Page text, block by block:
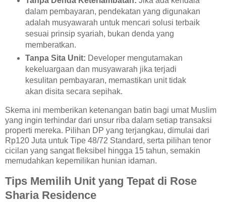
dalam pembayaran, pendekatan yang digunakan
adalah musyawarah untuk mencari solusi terbaik
sesuai prinsip syariah, bukan denda yang
memberatkan.
Tanpa Sita Unit: Developer mengutamakan
kekeluargaan dan musyawarah jika terjadi
kesulitan pembayaran, memastikan unit tidak
akan disita secara sepihak.
Skema ini memberikan ketenangan batin bagi umat Muslim
yang ingin terhindar dari unsur riba dalam setiap transaksi
properti mereka. Pilihan DP yang terjangkau, dimulai dari
Rp120 Juta untuk Tipe 48/72 Standard, serta pilihan tenor
cicilan yang sangat fleksibel hingga 15 tahun, semakin
memudahkan kepemilikan hunian idaman.
Tips Memilih Unit yang Tepat di Rose
Sharia Residence